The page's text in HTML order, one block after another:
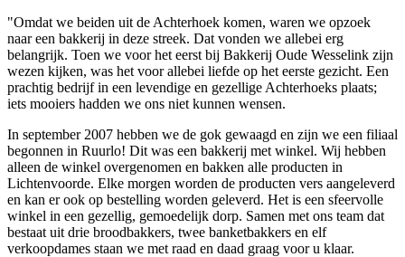
"Omdat we beiden uit de Achterhoek komen, waren we opzoek
naar een bakkerij in deze streek. Dat vonden we allebei erg
belangrijk. Toen we voor het eerst bij Bakkerij Oude Wesselink zijn
wezen kijken, was het voor allebei liefde op het eerste gezicht. Een
prachtig bedrijf in een levendige en gezellige Achterhoeks plaats;
iets mooiers hadden we ons niet kunnen wensen.
In september 2007 hebben we de gok gewaagd en zijn we een filiaal
begonnen in Ruurlo! Dit was een bakkerij met winkel. Wij hebben
alleen de winkel overgenomen en bakken alle producten in
Lichtenvoorde. Elke morgen worden de producten vers aangeleverd
en kan er ook op bestelling worden geleverd. Het is een sfeervolle
winkel in een gezellig, gemoedelijk dorp. Samen met ons team dat
bestaat uit drie broodbakkers, twee banketbakkers en elf
verkoopdames staan we met raad en daad graag voor u klaar.